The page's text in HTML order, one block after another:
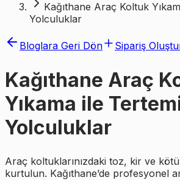
Kağıthane Araç Koltuk
Yolculuklar
Bloglara Geri Dön Sipariş
Kağıthane Araç
Yıkama ile
Yolculuklar
Araç koltuklarınızdaki toz, kir ve
kurtulun. Kağıthane’de profesyonel